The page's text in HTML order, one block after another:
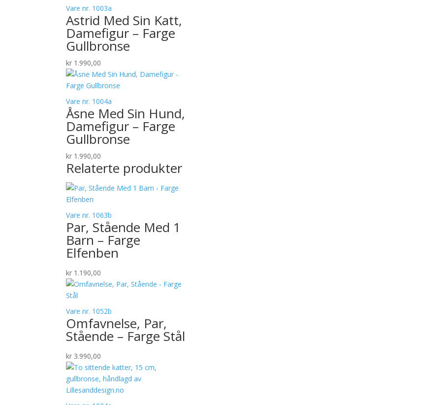
Vare nr. 1003a
Astrid Med Sin Katt,
Damefigur – Farge
Gullbronse
kr 1.990,00
Vare nr. 1004a
Åsne Med Sin Hund,
Damefigur – Farge
Gullbronse
kr 1.990,00
Relaterte produkter
Vare nr. 1063b
Par, Stående Med 1
Barn – Farge
Elfenben
kr 1.190,00
Vare nr. 1052b
Omfavnelse, Par,
Stående – Farge Stål
kr 3.990,00